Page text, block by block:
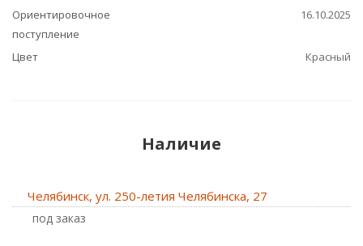
Ориентировочное
поступление
16.10.2025
Цвет Красный
Наличие
Челябинск, ул. 250-летия Челябинска, 27
Под заказ